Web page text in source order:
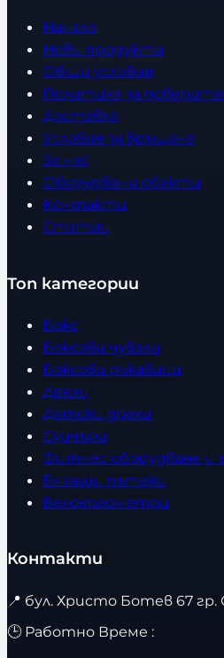
Начало
Нови продукти
Общи условия
Политика за
Доставка
Условия за връщане
За нас
Оборудвани обекти
Контакти
Статии
Топ категории
Бокс
Боксови чували
Боксови ръкавици
Дрехи
Детски дрехи
Суичъри
Фитнес оборудване и
Бягащи пътеки
Велоергометри
Контакти
📍 бул. Христо Ботев 67 гр.
🕒 Работно Време :